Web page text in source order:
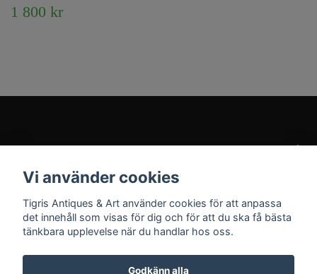
1 800 kr
Sociala medier
Vi använder cookies
Tigris Antiques & Art använder cookies för att anpassa
det innehåll som visas för dig och för att du ska få bästa
tänkbara upplevelse när du handlar hos oss.
Godkänn alla